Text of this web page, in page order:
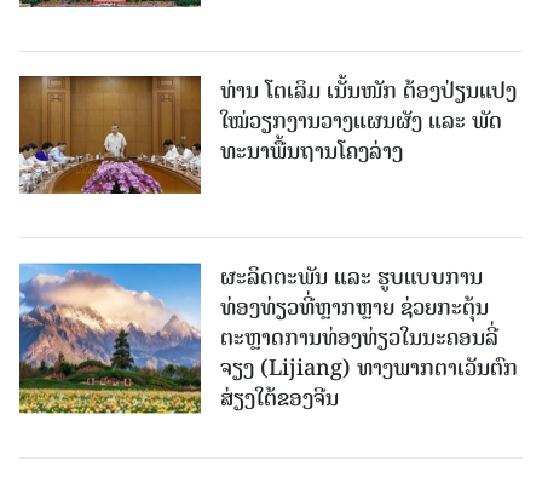
ທ່ານ ໂຕ​ເລິມ ເນັ້ນໜັກ ຕ້ອງ​ປ່ຽນ​ແປງ​
ໃໝ່​ວຽກ​ງານ​ວາງ​ແຜນ​ຜັງ ແລະ ​ພັດ​
ທະ​ນາ​ພື້ນ​ຖານ​ໂຄງ​ລ່າງ
ຜະລິດຕະພັນ ແລະ ຮູບແບບການ
ທ່ອງທ່ຽວທີ່ຫຼາກຫຼາຍ ຊ່ວຍກະຕຸ້ນ
ຕະຫຼາດການທ່ອງທ່ຽວໃນນະຄອນລີ່
ຈຽງ (Lijiang) ທາງພາກຕາເວັນຕົກ
ສ່ຽງໃຕ້ຂອງຈີນ